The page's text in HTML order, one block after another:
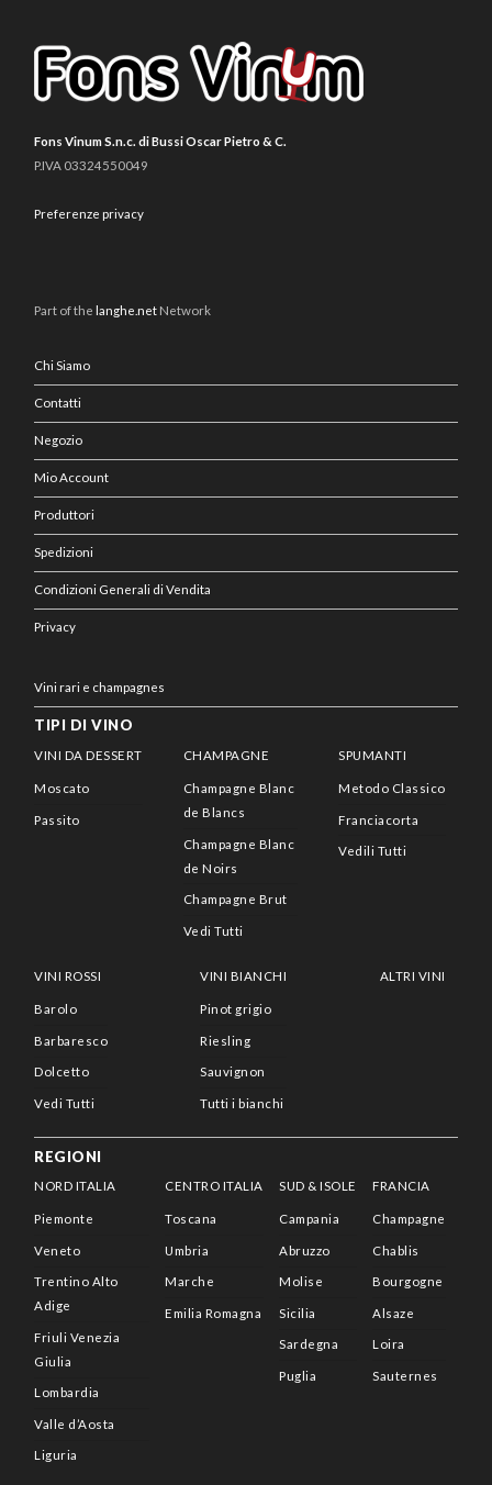
Fons Vinum S.n.c. di Bussi Oscar Pietro & C.
P.IVA 03324550049
Preferenze privacy
Part of the langhe.net Network
Chi Siamo
Contatti
Negozio
Mio Account
Produttori
Spedizioni
Condizioni Generali di Vendita
Privacy
Vini rari e champagnes
TIPI DI VINO
VINI DA DESSERT
Moscato
Passito
CHAMPAGNE
Champagne Blanc
de Blancs
Champagne Blanc
de Noirs
Champagne Brut
Vedi Tutti
SPUMANTI
Metodo Classico
Franciacorta
Vedili Tutti
VINI ROSSI
Barolo
Barbaresco
Dolcetto
Vedi Tutti
VINI BIANCHI
Pinot grigio
Riesling
Sauvignon
Tutti i bianchi
ALTRI VINI
REGIONI
NORD ITALIA
Piemonte
Veneto
Trentino Alto
Adige
Friuli Venezia
Giulia
Lombardia
Valle d’Aosta
Liguria
CENTRO ITALIA
Toscana
Umbria
Marche
Emilia Romagna
SUD & ISOLE
Campania
Abruzzo
Molise
Sicilia
Sardegna
Puglia
FRANCIA
Champagne
Chablis
Bourgogne
Alsaze
Loira
Sauternes